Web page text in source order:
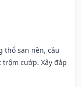
thổ san nền, cầu
cướp. Xây đắp